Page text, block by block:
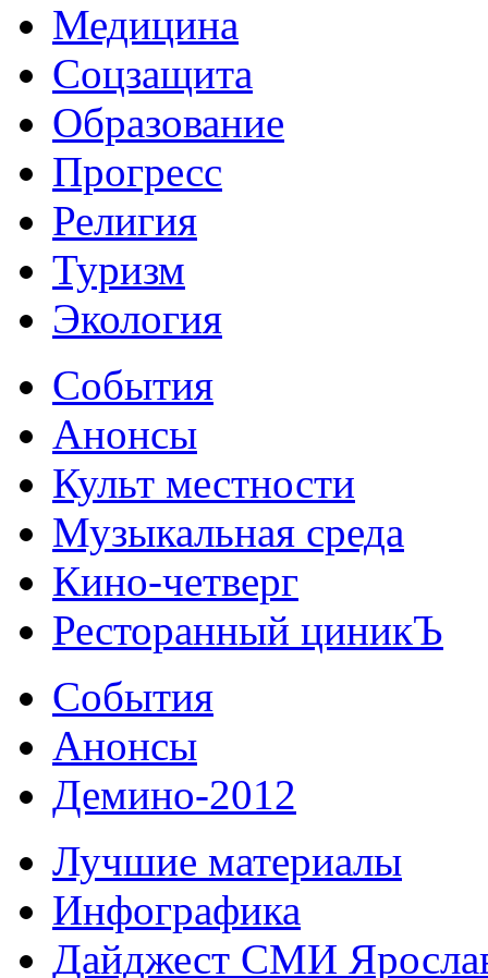
Медицина
Соцзащита
Образование
Прогресс
Религия
Туризм
Экология
События
Анонсы
Культ местности
Музыкальная среда
Кино-четверг
Ресторанный циникЪ
События
Анонсы
Демино-2012
Лучшие материалы
Инфографика
Дайджест СМИ